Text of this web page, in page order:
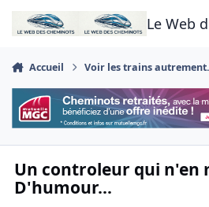
Aller au contenu
Le Web
Accueil Voir les trains
Un controleur qui n'en
D'humour...